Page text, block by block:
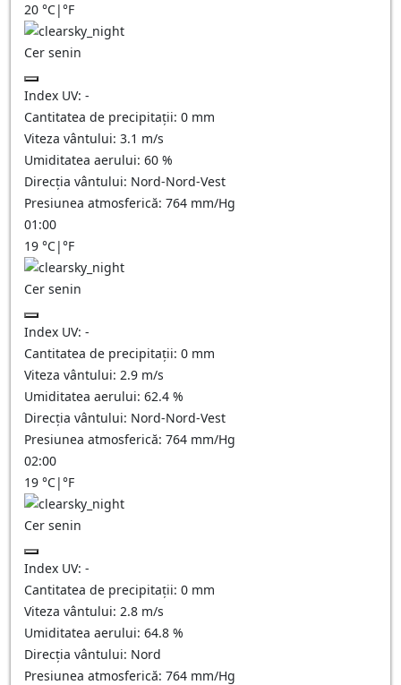
20 °C|°F
Cer senin
Index UV: -
Cantitatea de precipitații: 0 mm
Viteza vântului: 3.1 m/s
Umiditatea aerului: 60 %
Direcția vântului: Nord-Nord-Vest
Presiunea atmosferică: 764 mm/Hg
01:00
19 °C|°F
Cer senin
Index UV: -
Cantitatea de precipitații: 0 mm
Viteza vântului: 2.9 m/s
Umiditatea aerului: 62.4 %
Direcția vântului: Nord-Nord-Vest
Presiunea atmosferică: 764 mm/Hg
02:00
19 °C|°F
Cer senin
Index UV: -
Cantitatea de precipitații: 0 mm
Viteza vântului: 2.8 m/s
Umiditatea aerului: 64.8 %
Direcția vântului: Nord
Presiunea atmosferică: 764 mm/Hg